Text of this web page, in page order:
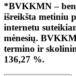
*BVKKMN –
išreikšta metiniu
internetu
mėnesių.
termino ir
136,27 %.